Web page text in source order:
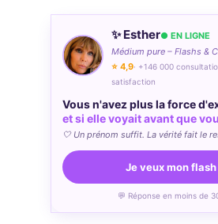
✨ Esther● EN LIGNE
Médium pure – Flashs &
⭐ 4,9· +146 000
satisfaction
Vous n'avez plus la force
et si elle voyait avant que
🤍 Un prénom suffit. La vérité fait le
Je veux mon
💬 Réponse en moins de